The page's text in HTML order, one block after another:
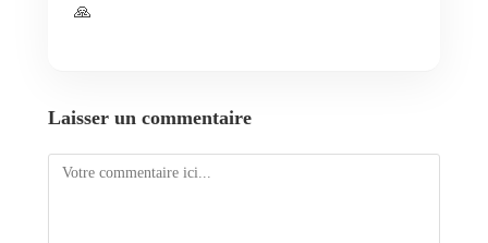
🙏
Laisser un commentaire